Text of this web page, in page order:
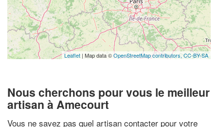
Leaflet | Map data ©OpenStreetMap contributors, CC-BY-SA
Nous cherchons pour vous le meilleur
artisan à Amecourt
Vous ne savez pas quel artisan contacter pour votre